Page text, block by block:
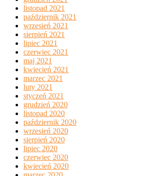
listopad 2021
październik 2021
wrzesień 2021
sierpień 2021
lipiec 2021
czerwiec 2021
maj 2021
kwiecień 2021
marzec 2021
luty 2021
styczeń 2021
grudzień 2020
listopad 2020
październik 2020
wrzesień 2020
sierpień 2020
lipiec 2020
czerwiec 2020
kwiecień 2020